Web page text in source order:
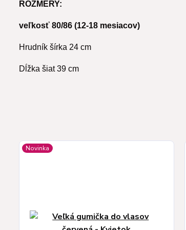
ROZMERY:
veľkosť 80/86 (12-18 mesiacov)
Hrudník šírka 24 cm
Dĺžka šiat 39 cm
Novinka